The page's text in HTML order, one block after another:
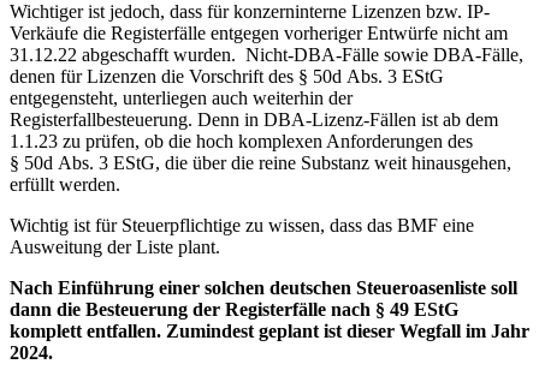
Wichtiger ist jedoch, dass für konzerninterne Lizenzen bzw. IP-
Verkäufe die Registerfälle entgegen vorheriger Entwürfe nicht am
31.12.22 abgeschafft wurden. Nicht-DBA-Fälle sowie DBA-Fälle,
denen für Lizenzen die Vorschrift des § 50d Abs. 3 EStG
entgegensteht, unterliegen auch weiterhin der
Registerfallbesteuerung. Denn in DBA-Lizenz-Fällen ist ab dem
1.1.23 zu prüfen, ob die hoch komplexen Anforderungen des
§ 50d Abs. 3 EStG, die über die reine Substanz weit hinausgehen,
erfüllt werden.
Wichtig ist für Steuerpflichtige zu wissen, dass das BMF eine
Ausweitung der Liste plant.
Nach Einführung einer solchen deutschen Steueroasenliste soll
dann die Besteuerung der Registerfälle nach § 49 EStG
komplett entfallen. Zumindest geplant ist dieser Wegfall im Jahr
2024.